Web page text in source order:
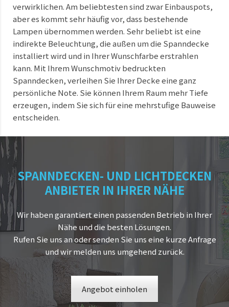
verwirklichen. Am beliebtesten sind zwar Einbauspots,
aber es kommt sehr häufig vor, dass bestehende
Lampen übernommen werden. Sehr beliebt ist eine
indirekte Beleuchtung, die außen um die Spanndecke
installiert wird und in Ihrer Wunschfarbe erstrahlen
kann. Mit Ihrem Wunschmotiv bedruckten
Spanndecken, verleihen Sie Ihrer Decke eine ganz
persönliche Note. Sie können Ihrem Raum mehr Tiefe
erzeugen, indem Sie sich für eine mehrstufige Bauweise
entscheiden.
SPANNDECKEN- UND LICHTDECKEN
ANBIETER IN IHRER NÄHE
Wir haben garantiert einen passenden Betrieb in Ihrer
Nähe und die besten Lösungen.
Rufen Sie uns an oder senden Sie uns eine kurze Anfrage
und wir melden uns umgehend zurück.
Angebot einholen